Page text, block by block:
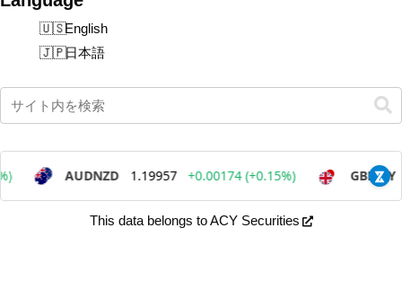
English
日本語
This data belongs to ACY Securities